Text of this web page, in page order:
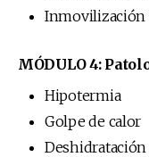
Inmovilización
MÓDULO 4:
Hipotermia
Golpe de calor
Deshidratación